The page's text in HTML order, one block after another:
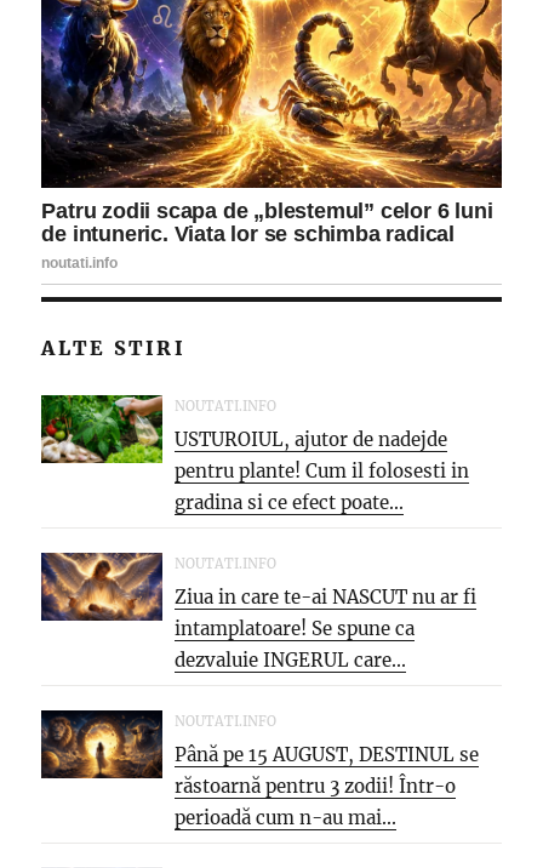
ALTE STIRI
NOUTATI.INFO
USTUROIUL, ajutor de nadejde
pentru plante! Cum il folosesti in
gradina si ce efect poate...
NOUTATI.INFO
Ziua in care te-ai NASCUT nu ar fi
intamplatoare! Se spune ca
dezvaluie INGERUL care...
NOUTATI.INFO
Până pe 15 AUGUST, DESTINUL se
răstoarnă pentru 3 zodii! Într-o
perioadă cum n-au mai...